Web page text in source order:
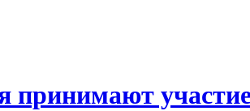
принимают